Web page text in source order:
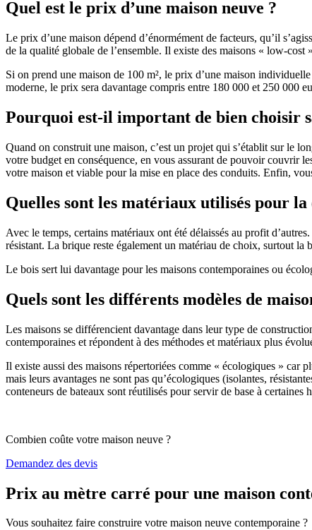
Quel est le prix d’une maison neuve ?
Le prix d’une maison dépend d’énormément de facteurs, qu’il
de la qualité globale de l’ensemble. Il existe des maisons « low-
Si on prend une maison de 100 m², le prix d’une maison
moderne, le prix sera davantage compris entre 180 000 et 250 000
Pourquoi est-il important de bien choisir
Quand on construit une maison, c’est un projet qui s’établit sur le
votre budget en conséquence, en vous assurant de pouvoir couvrir
votre maison et viable pour la mise en place des conduits. Enfin,
Quelles sont les matériaux utilisés pour
Avec le temps, certains matériaux ont été délaissés au profit
résistant. La brique reste également un matériau de choix, surtout
Le bois sert lui davantage pour les maisons contemporaines ou
Quels sont les différents modèles de
Les maisons se différencient davantage dans leur type de
contemporaines et répondent à des méthodes et matériaux plus
Il existe aussi des maisons répertoriées comme « écologiques » car
mais leurs avantages ne sont pas qu’écologiques (isolantes,
conteneurs de bateaux sont réutilisés pour servir de base à
Combien coûte votre maison neuve ?
Demandez des devis
Prix au mètre carré pour une maison
Vous souhaitez faire construire votre maison neuve contemporaine ?